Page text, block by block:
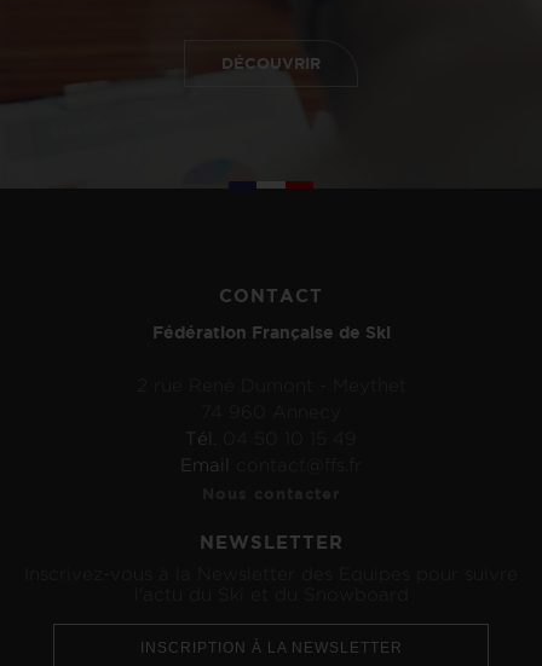
DÉCOUVRIR
CONTACT
Fédération Française de Ski
Tél.
Email
NEWSLETTER
INSCRIPTION À LA NEWSLETTER